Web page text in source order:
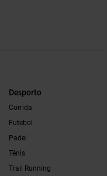
Desporto
Corrida
Futebol
Padel
Ténis
Trail Running